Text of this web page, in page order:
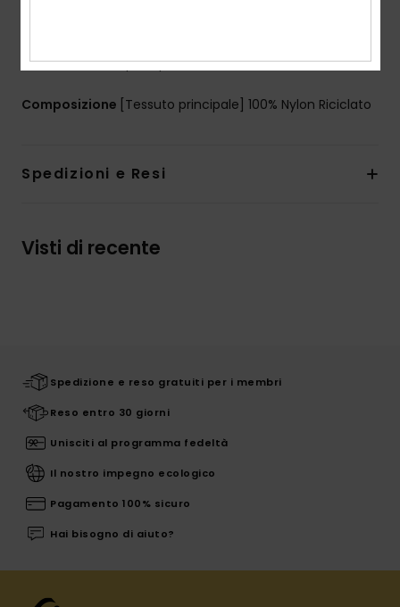
Scritta stampata posteriore destra
Composizione [Tessuto principale] 100% Nylon Riciclato
Spedizioni e Resi
Visti di recente
Spedizione e reso gratuiti per i membri
Reso entro 30 giorni
Unisciti al programma fedeltà
Il nostro impegno ecologico
Pagamento 100% sicuro
Hai bisogno di aiuto?